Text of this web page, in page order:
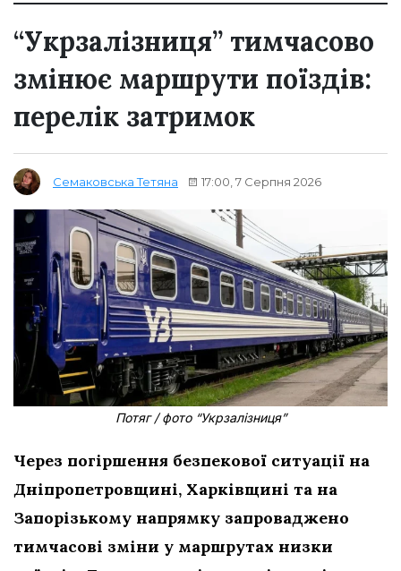
“Укрзалізниця” тимчасово
змінює маршрути поїздів:
перелік затримок
Семаковська Тетяна 17:00, 7 Серпня 2026
Потяг / фото “Укрзалізниця”
Через погіршення безпекової ситуації на
Дніпропетровщині, Харківщині та на
Запорізькому напрямку запроваджено
тимчасові зміни у маршрутах низки